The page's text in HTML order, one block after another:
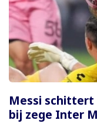
Messi schittert
bij zege Inter